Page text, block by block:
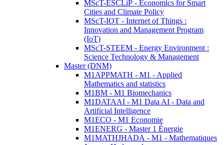
MScT-ESCLiP - Economics for Smart
Cities and Climate Policy
MScT-IOT - Internet of Things :
Innovation and Management Program
(IoT)
MScT-STEEM - Energy Environment :
Science Technology & Management
Master (DNM)
M1APPMATH - M1 - Applied
Mathematics and statistics
M1BM - M1 Biomechanics
M1DATAAI - M1 Data AI - Data and
Artificial Intelligence
M1ECO - M1 Economie
M1ENERG - Master 1 Énergie
M1MATHJHADA - M1 - Mathematiques